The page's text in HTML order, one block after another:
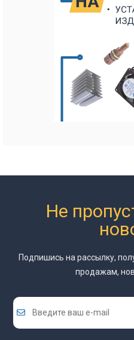
Не
Подпишись на рассылку,
продажам,